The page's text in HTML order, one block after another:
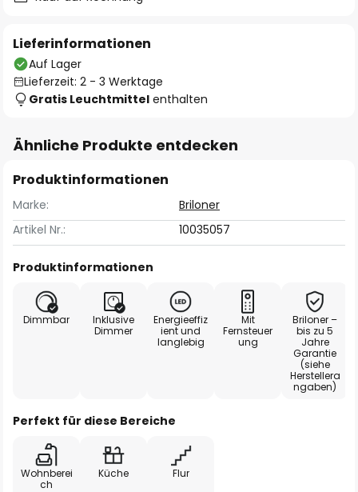
Lieferinformationen
Auf Lager
Lieferzeit: 2 - 3 Werktage
Gratis Leuchtmittel enthalten
Ähnliche Produkte entdecken
Produktinformationen
Marke:
Briloner
Artikel Nr.:
10035057
Produktinformationen
Dimmbar
Inklusive
Dimmer
Energieeffiz
ient und
langlebig
Mit
Fernsteuer
ung
Briloner –
bis zu 5
Jahre
Garantie
(siehe
Herstellera
ngaben)
Perfekt für diese Bereiche
Wohnberei
ch
Küche Flur